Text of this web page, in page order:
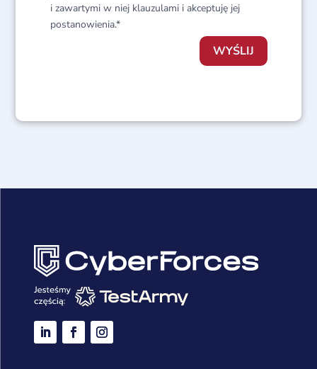
i zawartymi w niej klauzulami i akceptuję jej
postanowienia.*
WYŚLIJ